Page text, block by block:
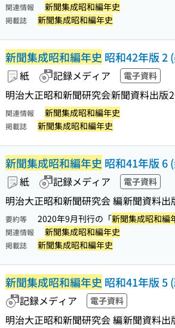
関連情報 新聞集成昭和編年史
掲載誌 新聞集成昭和編年史
新聞集成昭和編年史 昭和42年版 2
紙 記録メディア 電子資料
明治大正昭和新聞研究会新聞資料出版
関連情報 新聞集成昭和編年史
掲載誌 新聞集成昭和編年史
新聞集成昭和編年史 昭和41年版 6
紙 記録メディア 電子資料
明治大正昭和新聞研究会 編新聞資料出
要約等 2020年9月刊行の「新聞集成昭和編
関連情報 新聞集成昭和編年史
掲載誌 新聞集成昭和編年史
新聞集成昭和編年史 昭和41年版 5
記録メディア 電子資料
明治大正昭和新聞研究会 編新聞資料出